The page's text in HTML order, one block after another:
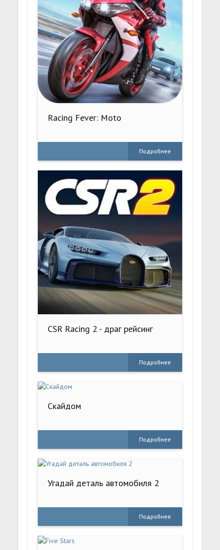
Racing Fever: Moto
Подробнее
CSR Racing 2 - драг рейсинг
Подробнее
Скайдом
Подробнее
Угадай деталь автомобиля 2
Подробнее